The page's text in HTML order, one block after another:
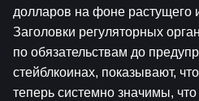
долларов на фоне растущего
Заголовки регуляторных
по обязательствам до
стейблкоинах, показывают,
теперь системно значимы,